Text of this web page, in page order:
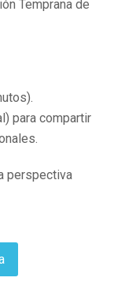
Temprana de
para compartir
perspectiva